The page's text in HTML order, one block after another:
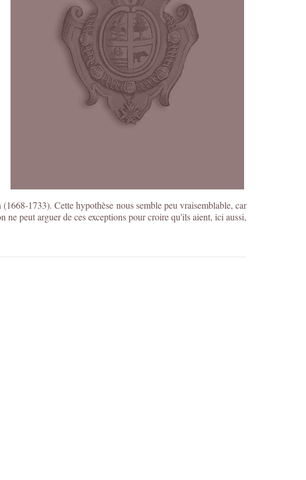
1733). Cette hypothèse nous semble peu vraisemblable, car
peut arguer de ces exceptions pour croire qu'ils aient, ici aussi,